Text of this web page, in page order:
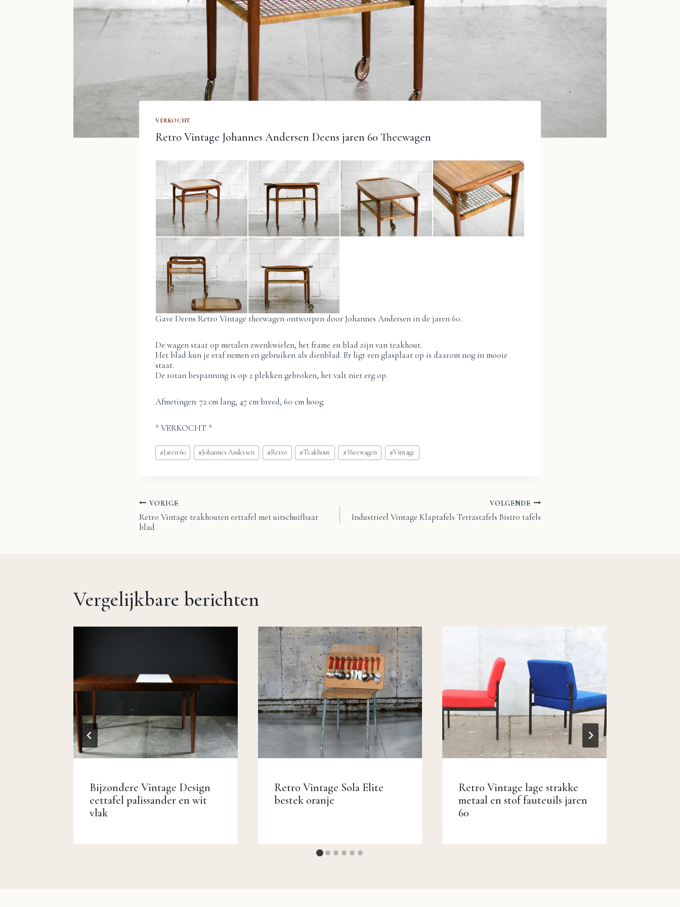
VERKOCHT
Retro Vintage Johannes Andersen Deens jaren 60 Theewagen
Gave Deens Retro Vintage theewagen ontworpen door Johannes Andersen in de jaren 60.
De wagen staat op metalen zwenkwielen, het frame en blad zijn van teakhout.
Het blad kun je eraf nemen en gebruiken als dienblad. Er ligt een glasplaat op is daarom nog in mooie
staat.
De rotan bespanning is op 2 plekken gebroken, het valt niet erg op.
Afmetingen: 72 cm lang, 47 cm breed, 60 cm hoog.
* VERKOCHT *
Bericht
tags:
#Jaren 60 #Johannes Andersen #Retro #Teakhout #Theewagen #Vintage
Bericht
VORIGE
Retro Vintage teakhouten eettafel met uitschuifbaar
blad
VOLGENDE
Industrieel Vintage Klaptafels Terrastafels Bistro tafels
Vergelijkbare berichten
Bijzondere Vintage Design
eettafel palissander en wit
vlak
Retro Vintage Sola Elite
bestek oranje
Retro Vintage lage strakke
metaal en stof fauteuils jaren
60